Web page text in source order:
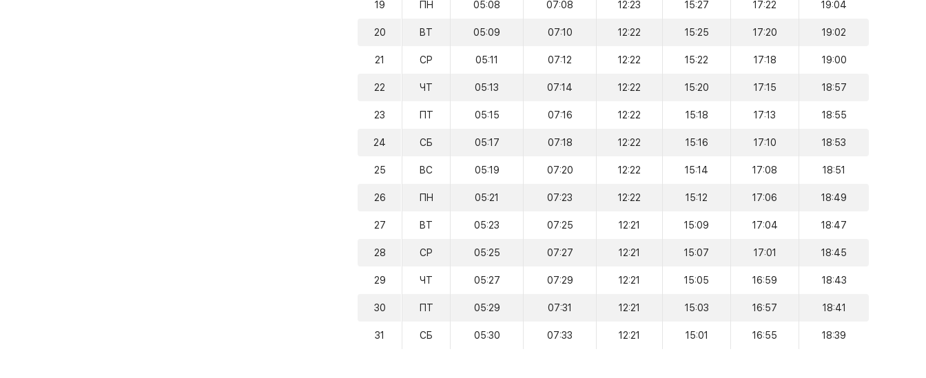
19 ПН 05:08 07:08 12:23 15:27 17:22 19:04
20 ВТ 05:09 07:10 12:22 15:25 17:20 19:02
21 СР 05:11 07:12 12:22 15:22 17:18 19:00
22 ЧТ 05:13 07:14 12:22 15:20 17:15 18:57
23 ПТ 05:15 07:16 12:22 15:18 17:13 18:55
24 СБ 05:17 07:18 12:22 15:16 17:10 18:53
25 ВС 05:19 07:20 12:22 15:14 17:08 18:51
26 ПН 05:21 07:23 12:22 15:12 17:06 18:49
27 ВТ 05:23 07:25 12:21 15:09 17:04 18:47
28 СР 05:25 07:27 12:21 15:07 17:01 18:45
29 ЧТ 05:27 07:29 12:21 15:05 16:59 18:43
30 ПТ 05:29 07:31 12:21 15:03 16:57 18:41
31 СБ 05:30 07:33 12:21 15:01 16:55 18:39